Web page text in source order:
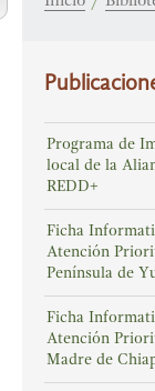
Programa de
local de la
REDD+
Ficha
Atención
Península de
Ficha
Atención
Madre de